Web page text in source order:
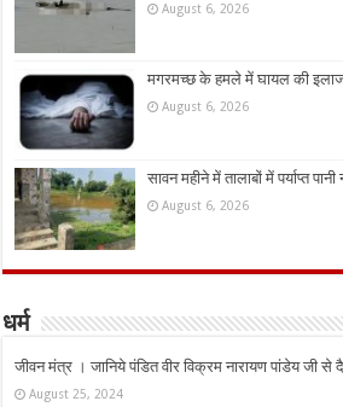
August 6, 2026
मगरमच्छ के हमले में घायल की इलाज
August 6, 2026
सावन महीने में तालाबों में पर्याप्त
August 6, 2026
धर्म
जीवन मंत्र । जानिये पंडित वीर विक्रम नारायण पांडेय जी से
August 25, 2024